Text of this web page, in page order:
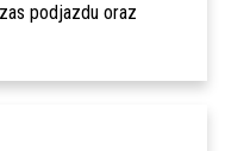
podjazdu oraz